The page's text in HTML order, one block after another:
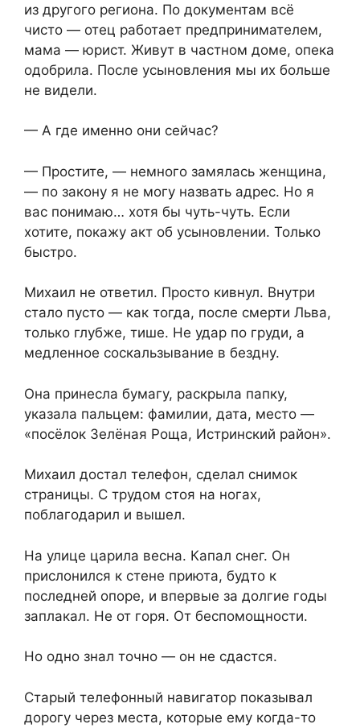
из другого региона. По документам всё
чисто — отец работает предпринимателем,
мама — юрист. Живут в частном доме, опека
одобрила. После усыновления мы их больше
не видели.
— А где именно они сейчас?
— Простите, — немного замялась женщина,
— по закону я не могу назвать адрес. Но я
вас понимаю… хотя бы чуть-чуть. Если
хотите, покажу акт об усыновлении. Только
быстро.
Михаил не ответил. Просто кивнул. Внутри
стало пусто — как тогда, после смерти Льва,
только глубже, тише. Не удар по груди, а
медленное соскальзывание в бездну.
Она принесла бумагу, раскрыла папку,
указала пальцем: фамилии, дата, место —
«посёлок Зелёная Роща, Истринский район».
Михаил достал телефон, сделал снимок
страницы. С трудом стоя на ногах,
поблагодарил и вышел.
На улице царила весна. Капал снег. Он
прислонился к стене приюта, будто к
последней опоре, и впервые за долгие годы
заплакал. Не от горя. От беспомощности.
Но одно знал точно — он не сдастся.
Старый телефонный навигатор показывал
дорогу через места, которые ему когда-то